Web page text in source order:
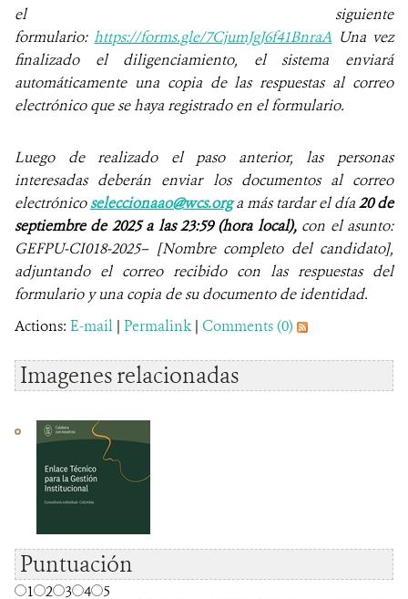
el siguiente
formulario:https://forms.gle/7CjumJgJ6f41BnraAUna vez
finalizado el diligenciamiento, el sistema enviará
automáticamente una copia de las respuestas al correo
electrónico que se haya registrado en el formulario.
Luego de realizado el paso anterior, las personas
interesadas deberán enviar los documentos al correo
electrónicoseleccionaao@wcs.orga más tardar el día20 de
septiembre de 2025 a las 23:59 (hora local),con el asunto:
GEFPU-CI018-2025– [Nombre completo del candidato],
adjuntando el correo recibido con las respuestas del
formulario y una copia de su documento de identidad.
Actions: E-mail | Permalink | Comments (0)
Imagenes relacionadas
Puntuación
1 2 3 4 5